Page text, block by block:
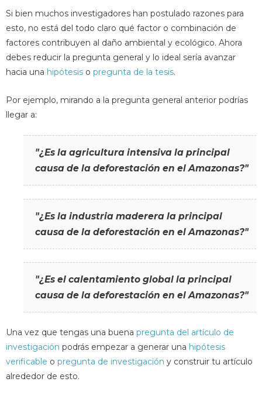
Si bien muchos investigadores han postulado razones para
esto, no está del todo claro qué factor o combinación de
factores contribuyen al daño ambiental y ecológico. Ahora
debes reducir la pregunta general y lo ideal sería avanzar
hacia una hipótesis o pregunta de la tesis.
Por ejemplo, mirando a la pregunta general anterior podrías
llegar a:
"¿Es la agricultura intensiva la principal
causa de la deforestación en el Amazonas?"
"¿Es la industria maderera la principal
causa de la deforestación en el Amazonas?"
"¿Es el calentamiento global la principal
causa de la deforestación en el Amazonas?"
Una vez que tengas una buena pregunta del artículo de
investigación podrás empezar a generar una hipótesis
verificable o pregunta de investigación y construir tu artículo
alrededor de esto.